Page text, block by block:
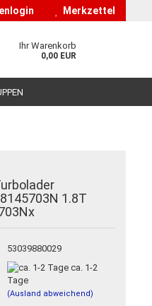
Merkzettel
Ihr Warenkorb
0,00 EUR
1.8T
53039880029
ca. 1-2
Tage
(Ausland abweichend)